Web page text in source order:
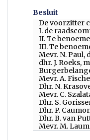
Besluit
De voorzitter
I. de
II. Te
III. Te
Mevr. N. Paul,
dhr. J. Roeks,
Mevr. A.
Dhr. N.
Mevr. C.
Dhr. S.
Dhr. P.
Dhr. B. van
Mevr. M.